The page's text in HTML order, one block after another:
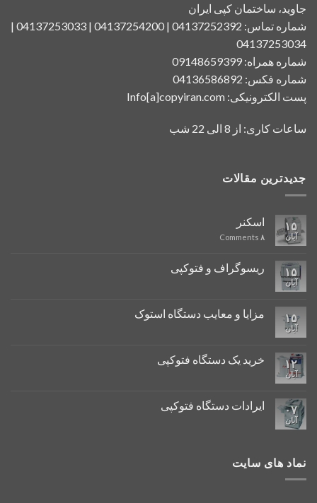
جاوید، ساختمان کپی ایران
شماره تماس: 04137252392 | 04137254200 | 04137253033 |
04137253034
شماره همراه: 09148659399
شماره فکس: 04136586892
پست الکترونیکی: Info[a]copyiran.com
ساعات کاری: از 8 الی 22 شب
جدیدترین مقالات
۱۵
آبان
اسکنر
۸
۱۵
آبان
ریسوگراف و فتوکپی
۱۵
آبان
مزایا و معایب دستگاه استوک
۱۲
آبان
خرید یک دستگاه فتوکپی
۰۷
آبان
ایرادات دستگاه فتوکپی
نماد های سایت